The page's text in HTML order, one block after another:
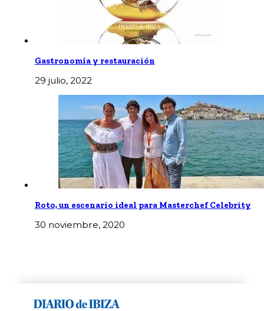
Gastronomía y restauración
29 julio, 2022
Roto, un escenario ideal para Masterchef Celebrity
30 noviembre, 2020